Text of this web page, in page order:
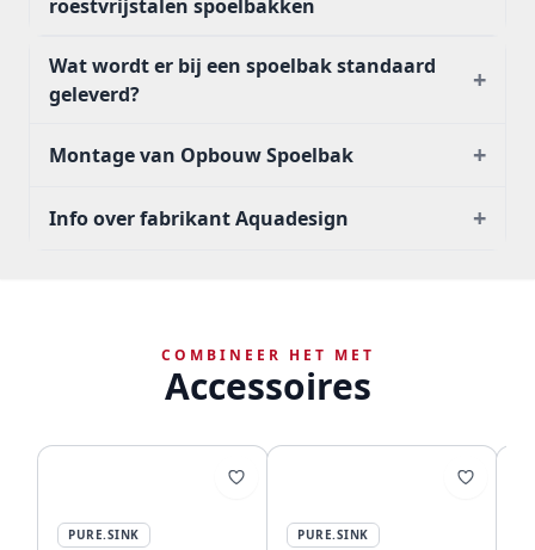
roestvrijstalen spoelbakken
Wat wordt er bij een spoelbak standaard
geleverd?
+
Montage van Opbouw Spoelbak +
Info over fabrikant Aquadesign +
COMBINEER HET MET
Accessoires
PURE.SINK PURE.SINK